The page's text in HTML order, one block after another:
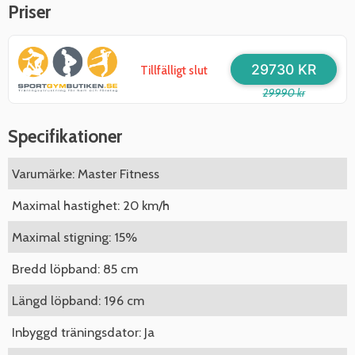
Priser
Tillfälligt slut
29990 kr
29730 KR
Specifikationer
Varumärke: Master Fitness
Maximal hastighet: 20 km/h
Maximal stigning: 15%
Bredd löpband: 85 cm
Längd löpband: 196 cm
Inbyggd träningsdator: Ja